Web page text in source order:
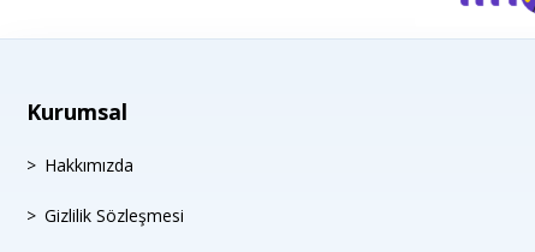
Kurumsal
Hakkımızda
Gizlilik Sözleşmesi